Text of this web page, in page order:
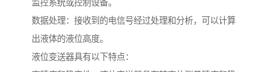
监控系统或控制设备。
数据处理：接收到的电信号经过处理和分析，可以计算
出液体的液位高度。
液位变送器具有以下特点：